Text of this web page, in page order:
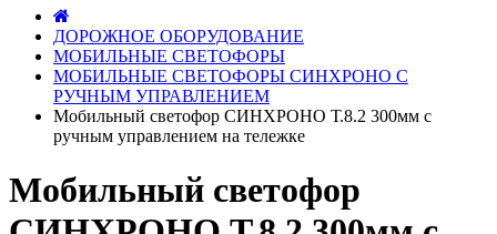
ДОРОЖНОЕ ОБОРУДОВАНИЕ
МОБИЛЬНЫЕ СВЕТОФОРЫ
МОБИЛЬНЫЕ СВЕТОФОРЫ СИНХРОНО С
РУЧНЫМ УПРАВЛЕНИЕМ
Мобильный светофор СИНХРОНО Т.8.2 300мм с
ручным управлением на тележке
Мобильный светофор